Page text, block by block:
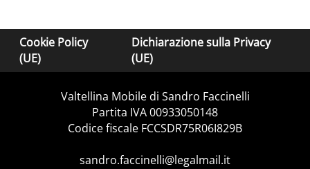
Cookie Policy
(UE)
Dichiarazione sulla Privacy
(UE)
Valtellina Mobile di Sandro Faccinelli
Partita IVA 00933050148
Codice fiscale FCCSDR75R06I829B
sandro.faccinelli@legalmail.it